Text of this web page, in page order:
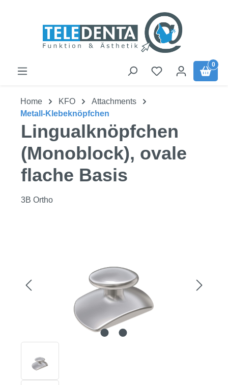
0
Home KFO
Attachments
Metall-Klebeknöpfchen
Lingualknöpfchen
(Monoblock), ovale
flache Basis
3B Ortho